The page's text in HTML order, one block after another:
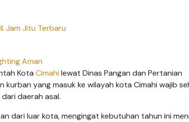
Jam Jitu Terbaru
Aman
Kota Cimahi lewat Dinas Pangan dan Pertanian
yang masuk ke wilayah kota Cimahi wajib
daerah asal.
dari luar kota, mengingat kebutuhan tahun ini